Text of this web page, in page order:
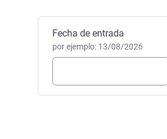
Reservar este hotel
Fecha de entrada
por ejemplo: 13/08/2026